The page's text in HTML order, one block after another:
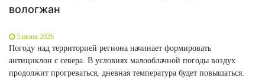
вологжан
5 июня 2026
Погоду над территорией региона начинает формировать
антициклон с севера. В условиях малооблачной погоды воздух
продолжит прогреваться, дневная температура будет повышаться.